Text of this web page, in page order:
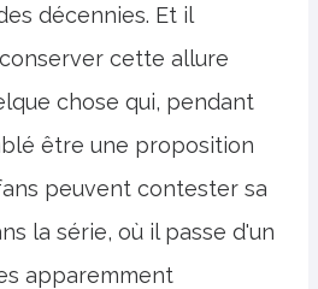
décennies. Et il
cette allure
chose qui, pendant
être une proposition
peuvent contester sa
la série, où il passe d'un
apparemment